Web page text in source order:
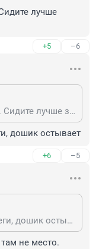
лучше
+5 –6
Вас и так там не протолкнуться. Сидите лучше здесь.
дошик остывает
+6 –5
Завидуй молча. Время обеда. Беги, дошик остывает
не место.